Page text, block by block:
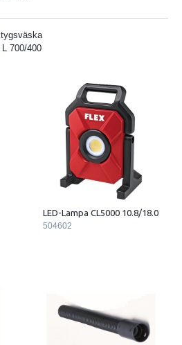
L 700/400
LED-Lampa CL5000 10.8/18.0
504602